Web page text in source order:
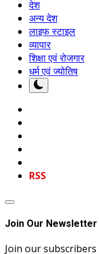
देश
अन्य देश
लाइफ स्टाइल
व्यापार
शिक्षा एवं रोजगार
धर्म एवं ज्योतिष
RSS
Join Our Newsletter
Join our